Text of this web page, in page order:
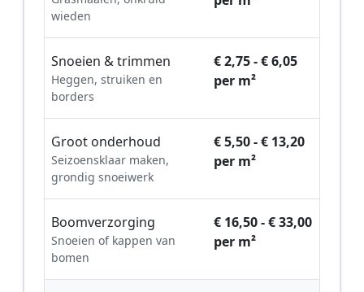
wieden
Snoeien & trimmen
Heggen, struiken en
borders
€ 2,75 - € 6,05
per m²
Groot onderhoud
Seizoensklaar maken,
grondig snoeiwerk
€ 5,50 - € 13,20
per m²
Boomverzorging
Snoeien of kappen van
bomen
€ 16,50 - € 33,00
per m²